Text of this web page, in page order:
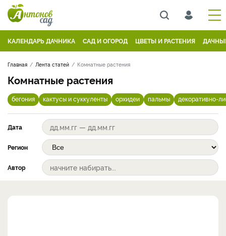
КАЛЕНДАРЬ ДАЧНИКА САД И ОГОРОД ЦВЕТЫ И РАСТЕНИЯ
Главная Лента статей Комнатные растения
Комнатные растения
бегония кактусы и суккуленты орхидеи пальмы декоративно-
Дата
Регион
Автор